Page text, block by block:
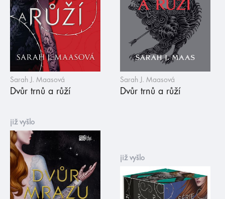
Sarah J. Maasová
Dvůr trnů a růží
Sarah J. Maasová
Dvůr trnů a růží
již vyšlo
již vyšlo